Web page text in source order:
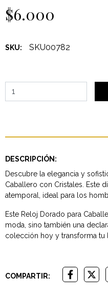
$6.000
SKU: SKU00782
DESCRIPCIÓN:
Descubre la elegancia y
Caballero con Cristales. Este
atemporal, ideal para los
Este Reloj Dorado para
moda, sino también una
colección hoy y transforma tu
COMPARTIR: